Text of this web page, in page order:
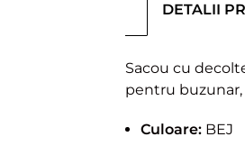
DETALII
Sacou cu
pentru buzunar,
Culoare: BEJ